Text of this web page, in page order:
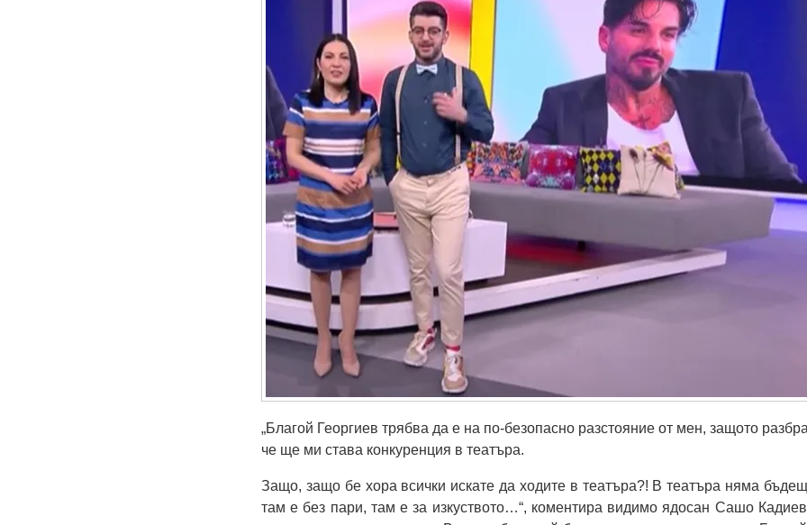
„Благой Георгиев трябва да е на по-безопасно разстояние от мен, защото
че ще ми става конкуренция в театъра.
Защо, защо бе хора всички искате да ходите в театъра?! В театъра няма
там е без пари, там е за изкуството…“, коментира видимо ядосан Сашо